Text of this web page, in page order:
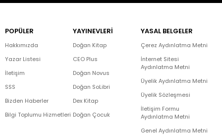
POPÜLER
Hakkımızda
Yazar Listesi
İletişim
SSS
Bizden Haberler
Bilgi Toplumu Hizmetleri
YAYINEVLERİ
Doğan Kitap
CEO Plus
Doğan Novus
Doğan SoLibri
Dex Kitap
Doğan Çocuk
YASAL BELGELER
Çerez Aydınlatma Metni
İnternet Sitesi
Aydınlatma Metni
Üyelik Aydınlatma Metni
Üyelik Sözleşmesi
İletişim Formu
Aydınlatma Metni
Genel Aydınlatma Metni